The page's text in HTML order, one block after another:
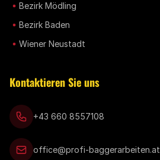
Bezirk Mödling
Bezirk Baden
Wiener Neustadt
Kontaktieren Sie uns
+43 660 8557108
office@profi-baggerarbeiten.at